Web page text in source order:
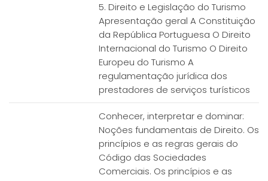
5. Direito e Legislação do Turismo
Apresentação geral A Constituição
da República Portuguesa O Direito
Internacional do Turismo O Direito
Europeu do Turismo A
regulamentação jurídica dos
prestadores de serviços turísticos
Conhecer, interpretar e dominar:
Noções fundamentais de Direito. Os
princípios e as regras gerais do
Código das Sociedades
Comerciais. Os princípios e as